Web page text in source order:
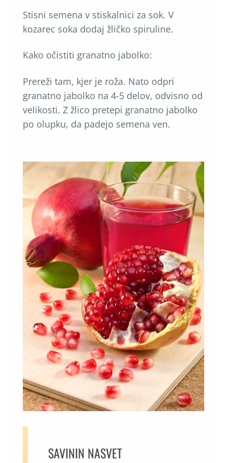
Stisni semena v stiskalnici za sok. V
kozarec soka dodaj žličko spiruline.
Kako očistiti granatno jabolko:
Prereži tam, kjer je roža. Nato odpri
granatno jabolko na 4-5 delov, odvisno od
velikosti. Z žlico pretepi granatno jabolko
po olupku, da padejo semena ven.
SAVININ NASVET